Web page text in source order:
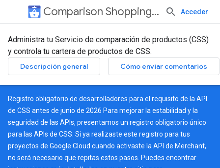
Comparison Shopping Service API Acceder
Administra tu Servicio de comparación de productos (CSS)
y controla tu cartera de productos de CSS.
Descripción general Cómo enviar comentarios
Registro obligatorio de desarrolladores para el requisito de la API
de CSS antes de junio de 2026 Para mejorar la estabilidad y la
seguridad de las APIs, presentamos un registro obligatorio único
para las APIs de CSS. Si ya realizaste este registro para tus
proyectos de Google Cloud cuando activaste la API de Merchant,
no será necesario que repitas estos pasos. Puedes encontrar